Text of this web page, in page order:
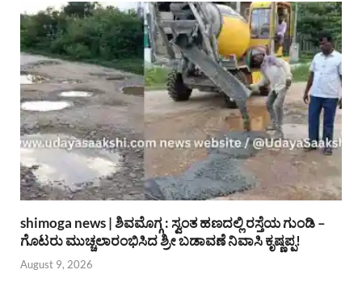
shimoga news | ಶಿವಮೊಗ್ಗ : ಸ್ವಂತ ಹಣದಲ್ಲಿ ರಸ್ತೆಯ ಗುಂಡಿ –
ಗೊಟರು ಮುಚ್ಚಲಾರಂಭಿಸಿದ ಶ್ರೀ ಬಡಾವಣೆ ನಿವಾಸಿ ಕೃಷ್ಣಪ್ಪ!
August 9, 2026